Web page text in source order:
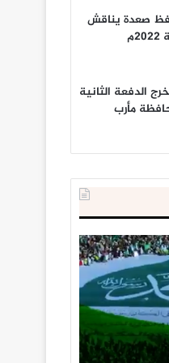
صعدة يناقش
الدفعة الثانية
مأرب
الداخلية
المصرية
إحباط
‘مخطط
كبير’
للإخوان